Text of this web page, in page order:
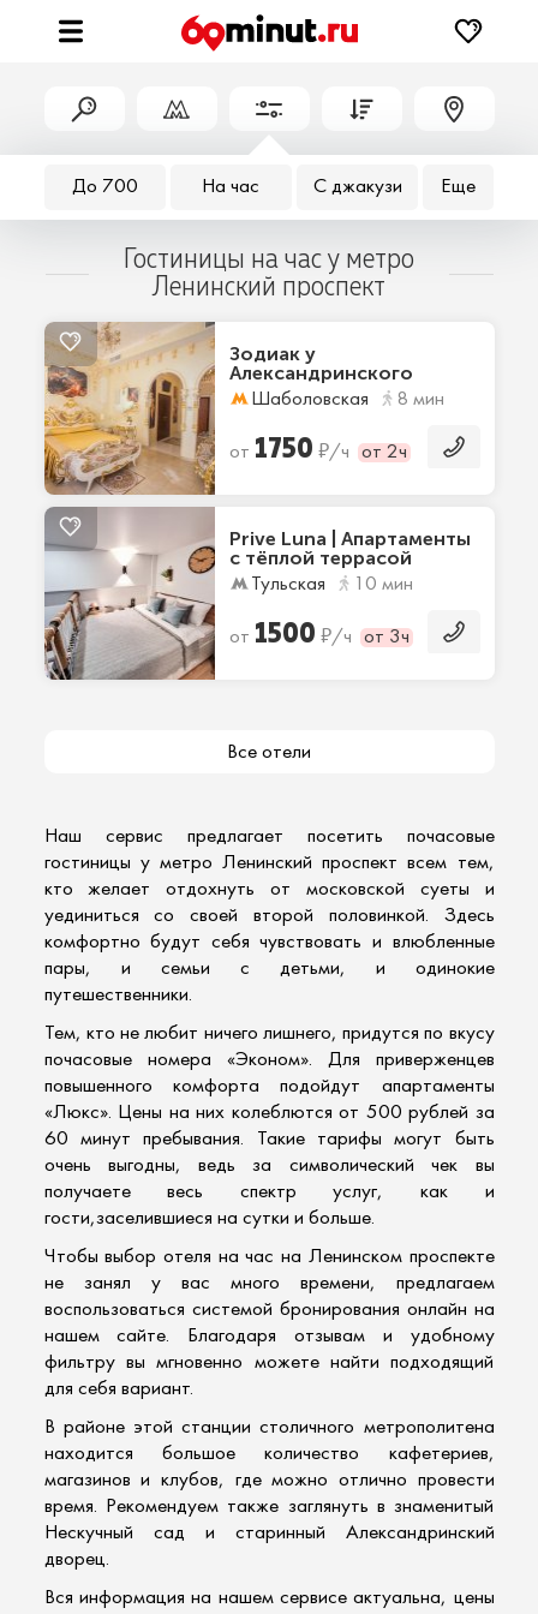
До 700 На час С джакузи Еще
Гостиницы на час у метро
Ленинский проспект
Зодиак у
Александринского
дворца
Шаболовская 8 мин
от 1750 ₽/ч от 2ч
Prive Luna | Апартаменты
с тёплой террасой
Тульская 10 мин
от 1500 ₽/ч от 3ч
Все отели
Наш сервис предлагает посетить почасовые
гостиницы у метро Ленинский проспект всем тем,
кто желает отдохнуть от московской суеты и
уединиться со своей второй половинкой. Здесь
комфортно будут себя чувствовать и влюбленные
пары, и семьи с детьми, и одинокие
путешественники.
Тем, кто не любит ничего лишнего, придутся по вкусу
почасовые номера «Эконом». Для приверженцев
повышенного комфорта подойдут апартаменты
«Люкс». Цены на них колеблются от 500 рублей за
60 минут пребывания. Такие тарифы могут быть
очень выгодны, ведь за символический чек вы
получаете весь спектр услуг, как и
гости,заселившиеся на сутки и больше.
Чтобы выбор отеля на час на Ленинском проспекте
не занял у вас много времени, предлагаем
воспользоваться системой бронирования онлайн на
нашем сайте. Благодаря отзывам и удобному
фильтру вы мгновенно можете найти подходящий
для себя вариант.
В районе этой станции столичного метрополитена
находится большое количество кафетериев,
магазинов и клубов, где можно отлично провести
время. Рекомендуем также заглянуть в знаменитый
Нескучный сад и старинный Александринский
дворец.
Вся информация на нашем сервисе актуальна, цены